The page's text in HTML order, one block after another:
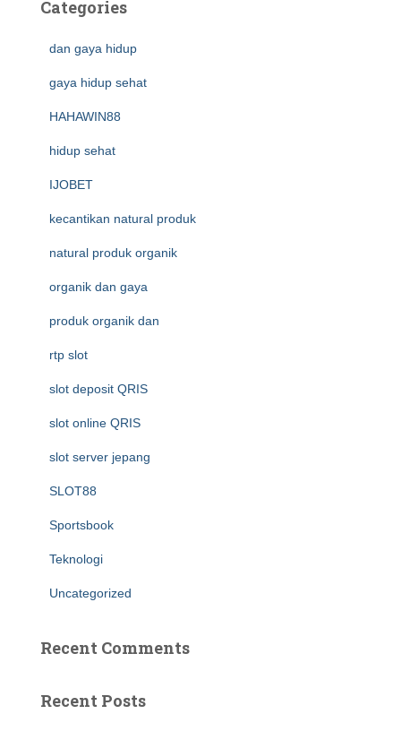
Categories
dan gaya hidup
gaya hidup sehat
HAHAWIN88
hidup sehat
IJOBET
kecantikan natural produk
natural produk organik
organik dan gaya
produk organik dan
rtp slot
slot deposit QRIS
slot online QRIS
slot server jepang
SLOT88
Sportsbook
Teknologi
Uncategorized
Recent Comments
Recent Posts